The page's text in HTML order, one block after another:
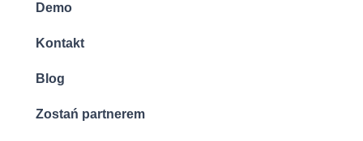
Demo
Kontakt
Blog
Zostań partnerem